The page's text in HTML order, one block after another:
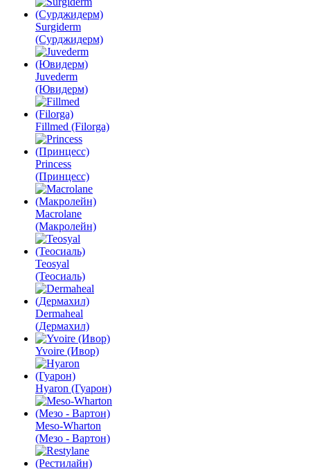
Surgiderm
(Сурджидерм)
Juvederm
(Ювидерм)
Fillmed (Filorga)
Princess
(Принцесс)
Macrolane
(Макролейн)
Teosyal
(Теосиаль)
Dermaheal
(Дермахил)
Yvoire (Ивор)
Hyaron (Гуарон)
Meso-Wharton
(Мезо - Вартон)